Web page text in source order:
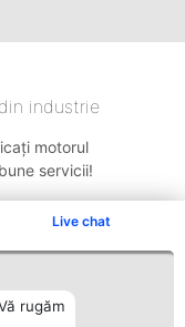
Live chat
rugăm
industrie
motorul
servicii!